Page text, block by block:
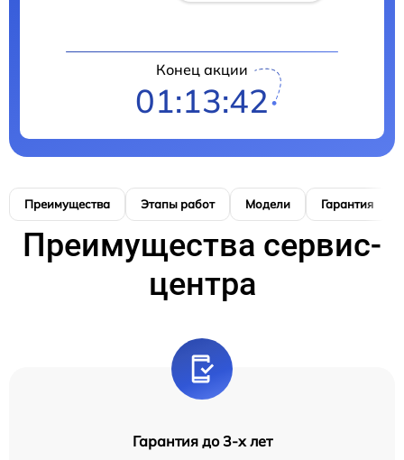
Конец акции
01:13:41
Преимущества Этапы работ Модели Гарантия
Преимущества сервис-
центра
Гарантия до 3-х лет